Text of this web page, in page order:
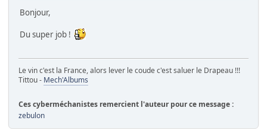
Bonjour,
Du super job !
Le vin c'est la France, alors lever le coude c'est saluer le Drapeau !!!
Tittou - Mech'Albums
Ces cyberméchanistes remercient l'auteur pour ce message :
zebulon